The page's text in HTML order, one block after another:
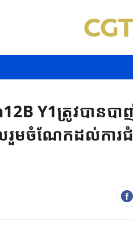
Y1ត្រូវបានបា
ចំណែកដល់ការជំ